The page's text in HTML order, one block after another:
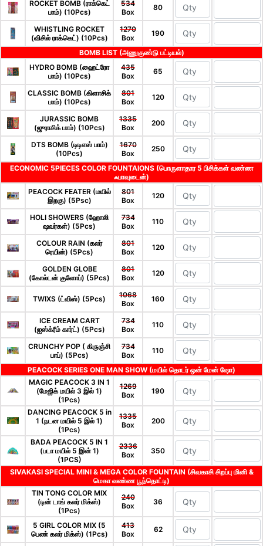
ROCKET BOMB (ராக்கெட்
பாம்) (10Pcs)
534
Box
80
WHISTLING ROCKET
(விசில் ராக்கெட்) (10Pcs)
1270
Box
190
BOMB LIST (அணுகுண்டு பட்டியல்)
HYDRO BOMB (ஹைட்ரோ
பாம்) (10Pcs)
435
Box
65
CLASSIC BOMB (கிளாசிக்
பாம்) (10Pcs)
801
Box
120
JURASSIC BOMB
(ஜுராசிக் பாம்) (10Pcs)
1335
Box
200
DTS BOMB (டிடிஎஸ் பாம்)
(10Pcs)
1670
Box
250
ECONOMIC 5PIECES COLOR FOUNTAIONS (பொருளாதார 5 பிசிக்கள் வண்ண
ஃபாவுடைன்)
PEACOCK FEATER (மயில்
இறகு) (5Psc)
801
Box
120
HOLI SHOWERS (ஹோலி
ஷவர்கள்) (5Pcs)
734
Box
110
COLOUR RAIN (கலர்
ரெயின்) (5Pcs)
801
Box
120
GOLDEN GLOBE
(கோல்டன் குளோப்) (5Pcs)
801
Box
120
TWIXS (ட்விஸ்) (5Pcs)
1068
Box
160
ICE CREAM CART
(ஐஸ்க்ரீம் கார்ட்) (5Pcs)
734
Box
110
CRUNCHY POP ( கிருஞ்சி
பாப்) (5Pcs)
734
Box
110
PEACOCK SERIES ONE MAN SHOW (மயில் தொடர் ஒன் மேன் ஷோ)
MAGIC PEACOCK 3 IN 1
(மேஜிக் மயில் 3 இல் 1)
(1Pcs)
1269
Box
190
DANCING PEACOCK 5 in
1 (நடன மயில் 5 இல் 1)
(1Pcs)
1335
Box
200
BADA PEACOCK 5 IN 1
(படா மயில் 5 இன் 1)
(1PCS)
2336
Box
350
SIVAKASI SPECIAL MINI & MEGA COLOR FOUNTAIN (சிவகாசி சிறப்பு மினி &
மெகா வண்ண பூந்தொட்டி)
TIN TONG COLOR MIX
(டின் டாங் கலர் மிக்ஸ்)
(1Pcs)
240
Box
36
5 GIRL COLOR MIX (5
பெண் கலர் மிக்ஸ்) (1Pcs)
413
Box
62